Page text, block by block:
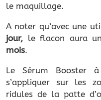
le maquillage.
A noter qu’avec une
jour, le flacon aura
mois.
Le Sérum Booster à
s’appliquer sur les
ridules de la patte